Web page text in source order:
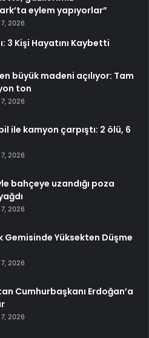
eylem yapıyorlar”
2026
3 Kişi Hayatını Kaybetti
en büyük madeni açılıyor: Tam
ton
2026
ile kamyon çarpıştı: 2 ölü, 6
2026
bahçeye uzandığı poza
2026
Gemisinde Yüksekten Düşme
2026
Cumhurbaşkanı Erdoğan’a
2026